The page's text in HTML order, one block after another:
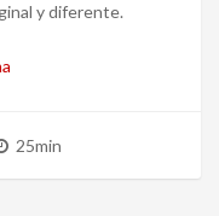
y diferente.
25min